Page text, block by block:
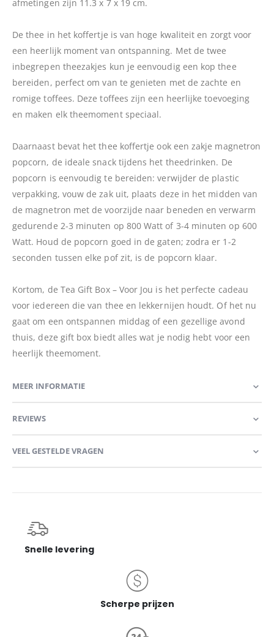
afmetingen zijn 11.3 x 7 x 19 cm.
De thee in het koffertje is van hoge kwaliteit en zorgt voor
een heerlijk moment van ontspanning. Met de twee
inbegrepen theezakjes kun je eenvoudig een kop thee
bereiden, perfect om van te genieten met de zachte en
romige toffees. Deze toffees zijn een heerlijke toevoeging
en maken elk theemoment speciaal.
Daarnaast bevat het thee koffertje ook een zakje magnetron
popcorn, de ideale snack tijdens het theedrinken. De
popcorn is eenvoudig te bereiden: verwijder de plastic
verpakking, vouw de zak uit, plaats deze in het midden van
de magnetron met de voorzijde naar beneden en verwarm
gedurende 2-3 minuten op 800 Watt of 3-4 minuten op 600
Watt. Houd de popcorn goed in de gaten; zodra er 1-2
seconden tussen elke pof zit, is de popcorn klaar.
Kortom, de Tea Gift Box – Voor Jou is het perfecte cadeau
voor iedereen die van thee en lekkernijen houdt. Of het nu
gaat om een ontspannen middag of een gezellige avond
thuis, deze gift box biedt alles wat je nodig hebt voor een
heerlijk theemoment.
MEER INFORMATIE
REVIEWS
VEEL GESTELDE VRAGEN
Snelle levering
Scherpe prijzen